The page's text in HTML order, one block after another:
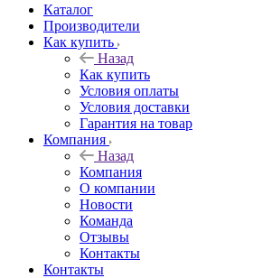
Каталог
Производители
Как купить
Назад
Как купить
Условия оплаты
Условия доставки
Гарантия на товар
Компания
Назад
Компания
О компании
Новости
Команда
Отзывы
Контакты
Контакты